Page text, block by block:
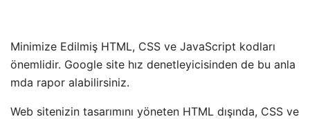
Minimize Edilmiş HTML, CSS ve JavaScript kodları
önemlidir. Google site hız denetleyicisinden de bu anla
mda rapor alabilirsiniz.
Web sitenizin tasarımını yöneten HTML dışında, CSS ve